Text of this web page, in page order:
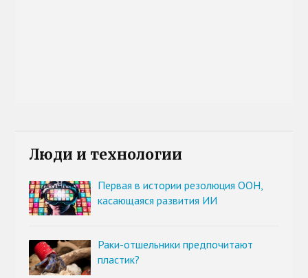
Люди и технологии
Первая в истории резолюция ООН,
касающаяся развития ИИ
Раки-отшельники предпочитают
пластик?